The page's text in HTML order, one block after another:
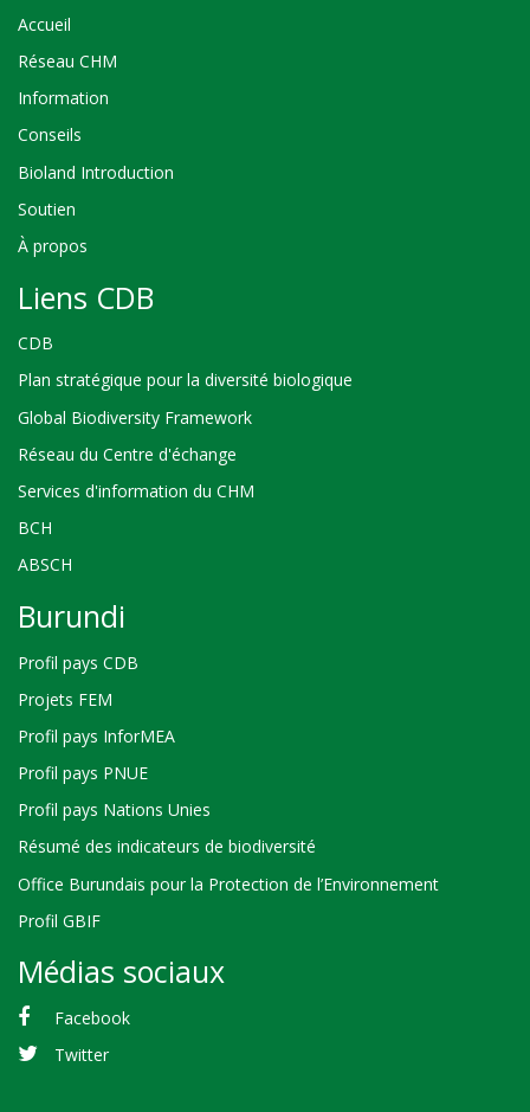
Accueil
Réseau CHM
Information
Conseils
Bioland Introduction
Soutien
À propos
Liens CDB
CDB
Plan stratégique pour la diversité biologique
Global Biodiversity Framework
Réseau du Centre d'échange
Services d'information du CHM
BCH
ABSCH
Burundi
Profil pays CDB
Projets FEM
Profil pays InforMEA
Profil pays PNUE
Profil pays Nations Unies
Résumé des indicateurs de biodiversité
Office Burundais pour la Protection de l’Environnement
Profil GBIF
Médias sociaux
Facebook
Twitter